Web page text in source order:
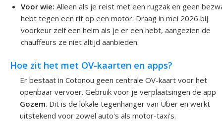
Voor wie: Alleen als je reist met een rugzak en geen
hebt tegen een rit op een motor. Draag in mei 2026 bij
voorkeur zelf een helm als je er een hebt, aangezien de
chauffeurs ze niet altijd aanbieden.
Hoe zit het met OV-kaarten en apps?
Er bestaat in Cotonou geen centrale OV-kaart voor het
openbaar vervoer. Gebruik voor je verplaatsingen de app
Gozem. Dit is de lokale tegenhanger van Uber en werkt
uitstekend voor zowel auto's als motor-taxi's.